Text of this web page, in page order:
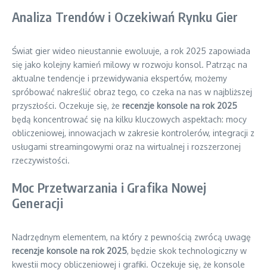
Analiza Trendów i Oczekiwań Rynku Gier
Świat gier wideo nieustannie ewoluuje, a rok 2025 zapowiada
się jako kolejny kamień milowy w rozwoju konsol. Patrząc na
aktualne tendencje i przewidywania ekspertów, możemy
spróbować nakreślić obraz tego, co czeka na nas w najbliższej
przyszłości. Oczekuje się, że recenzje konsole na rok 2025
będą koncentrować się na kilku kluczowych aspektach: mocy
obliczeniowej, innowacjach w zakresie kontrolerów, integracji z
usługami streamingowymi oraz na wirtualnej i rozszerzonej
rzeczywistości.
Moc Przetwarzania i Grafika Nowej
Generacji
Nadrzędnym elementem, na który z pewnością zwrócą uwagę
recenzje konsole na rok 2025, będzie skok technologiczny w
kwestii mocy obliczeniowej i grafiki. Oczekuje się, że konsole